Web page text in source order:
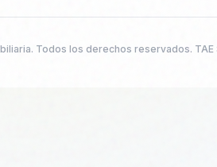
Todos los derechos reservados. TAE